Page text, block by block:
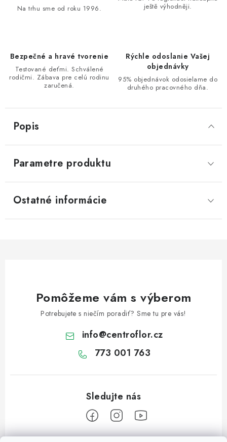
Na trhu sme od roku 1996.
ještě výhodněji.
Bezpečné a hravé tvorenie
Testované deťmi. Schválené
rodičmi. Zábava pre celú rodinu
zaručená.
Rýchle odoslanie Vašej
objednávky
95% objednávok odosielame do
druhého pracovného dňa.
Popis
Parametre produktu
Ostatné informácie
Pomôžeme vám s výberom
Potrebujete s niečím poradiť? Sme tu pre vás!
info@centroflor.cz
773 001 763